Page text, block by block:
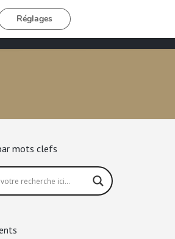
Chauffeur
mots clefs
Réglages